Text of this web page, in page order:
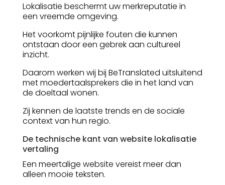
Lokalisatie beschermt uw merkreputatie in
een vreemde omgeving.
Het voorkomt pijnlijke fouten die kunnen
ontstaan door een gebrek aan cultureel
inzicht.
Daarom werken wij bij BeTranslated uitsluitend
met moedertaalsprekers die in het land van
de doeltaal wonen.
Zij kennen de laatste trends en de sociale
context van hun regio.
De technische kant van website lokalisatie
vertaling
Een meertalige website vereist meer dan
alleen mooie teksten.